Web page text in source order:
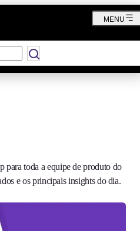
MENU
para toda a equipe de produto do
e os principais insights do dia.